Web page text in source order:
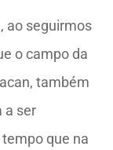
ao seguirmos
o campo da
também
a ser
que na